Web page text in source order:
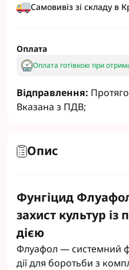
Самовивіз зі складу в
Оплата
Оплата готівкою при
Відправлення:
Вказана з ПДВ;
Опис
Фунгіцид
захист культур
дією
Флуафол — системний
дії для боротьби з